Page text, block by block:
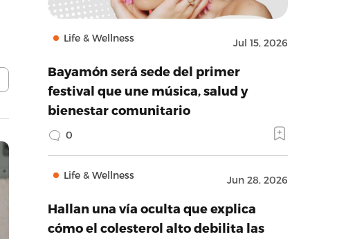
Life & Wellness Jul 15, 2026
Bayamón será sede del primer
festival que une música, salud y
bienestar comunitario
0
Life & Wellness Jun 28, 2026
Hallan una vía oculta que explica
cómo el colesterol alto debilita las